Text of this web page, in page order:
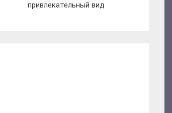
привлекательный вид